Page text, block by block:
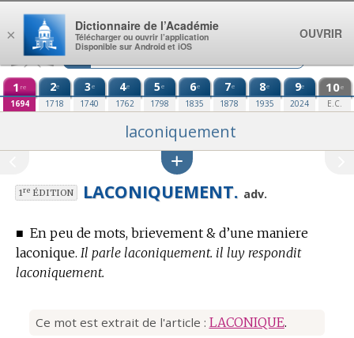
Aller au contenu
1 re
1694
2e
1718
3e
1740
4e
1762
5e
1798
6e
1835
7e
1878
8e
1935
9e
2024
10e
E.C.
laconiquement
1reÉDITION LACONIQUEMENT. adv.
■ En peu de mots, brievement & d’une maniere
laconique. Il parle laconiquement. il luy respondit
laconiquement.
Ce mot est extrait de l'article : LACONIQUE.
×
Dictionnaire de l’Académie
Télécharger ou ouvrir l’application
Disponible sur Android et iOS
OUVRIR